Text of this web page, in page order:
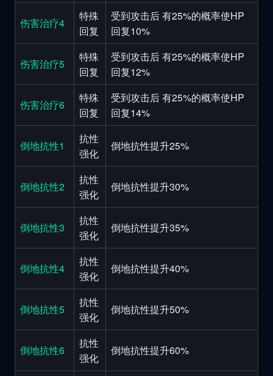
伤害治疗4
特殊
回复
受到攻击后 有25%的概率使HP
回复10%
伤害治疗5
特殊
回复
受到攻击后 有25%的概率使HP
回复12%
伤害治疗6
特殊
回复
受到攻击后 有25%的概率使HP
回复14%
倒地抗性1
抗性
强化
倒地抗性提升25%
倒地抗性2
抗性
强化
倒地抗性提升30%
倒地抗性3
抗性
强化
倒地抗性提升35%
倒地抗性4
抗性
强化
倒地抗性提升40%
倒地抗性5
抗性
强化
倒地抗性提升50%
倒地抗性6
抗性
强化
倒地抗性提升60%